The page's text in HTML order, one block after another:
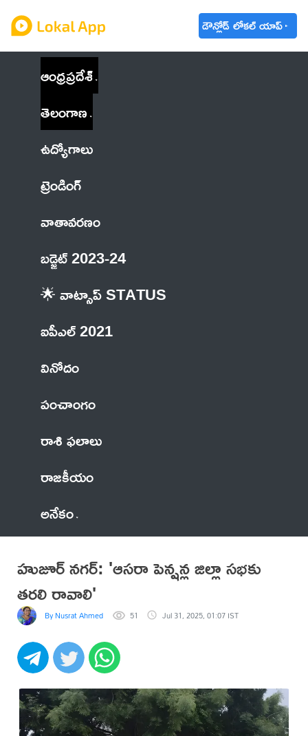
డౌన్లోడ్ లోకల్ యాప్
ఆంధ్రప్రదేశ్
తెలంగాణ
ఉద్యోగాలు
ట్రెండింగ్
వాతావరణం
బడ్జెట్ 2023-24
🌟 వాట్సాప్ STATUS
ఐపీఎల్ 2021
వినోదం
పంచాంగం
రాశి ఫలాలు
రాజకీయం
అనేకం
హుజూర్ నగర్: 'ఆసరా పెన్షన్ల జిల్లా సభకు
తరలి రావాలి'
By Nusrat Ahmed 51 Jul 31, 2025, 01:07 IST